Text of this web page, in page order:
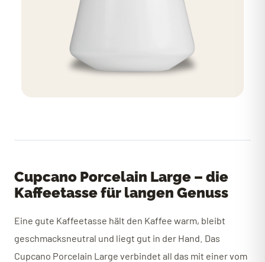
Cupcano Porcelain Large – die
Kaffeetasse für langen Genuss
Eine gute Kaffeetasse hält den Kaffee warm, bleibt
geschmacksneutral und liegt gut in der Hand. Das
Cupcano Porcelain Large verbindet all das mit einer vom